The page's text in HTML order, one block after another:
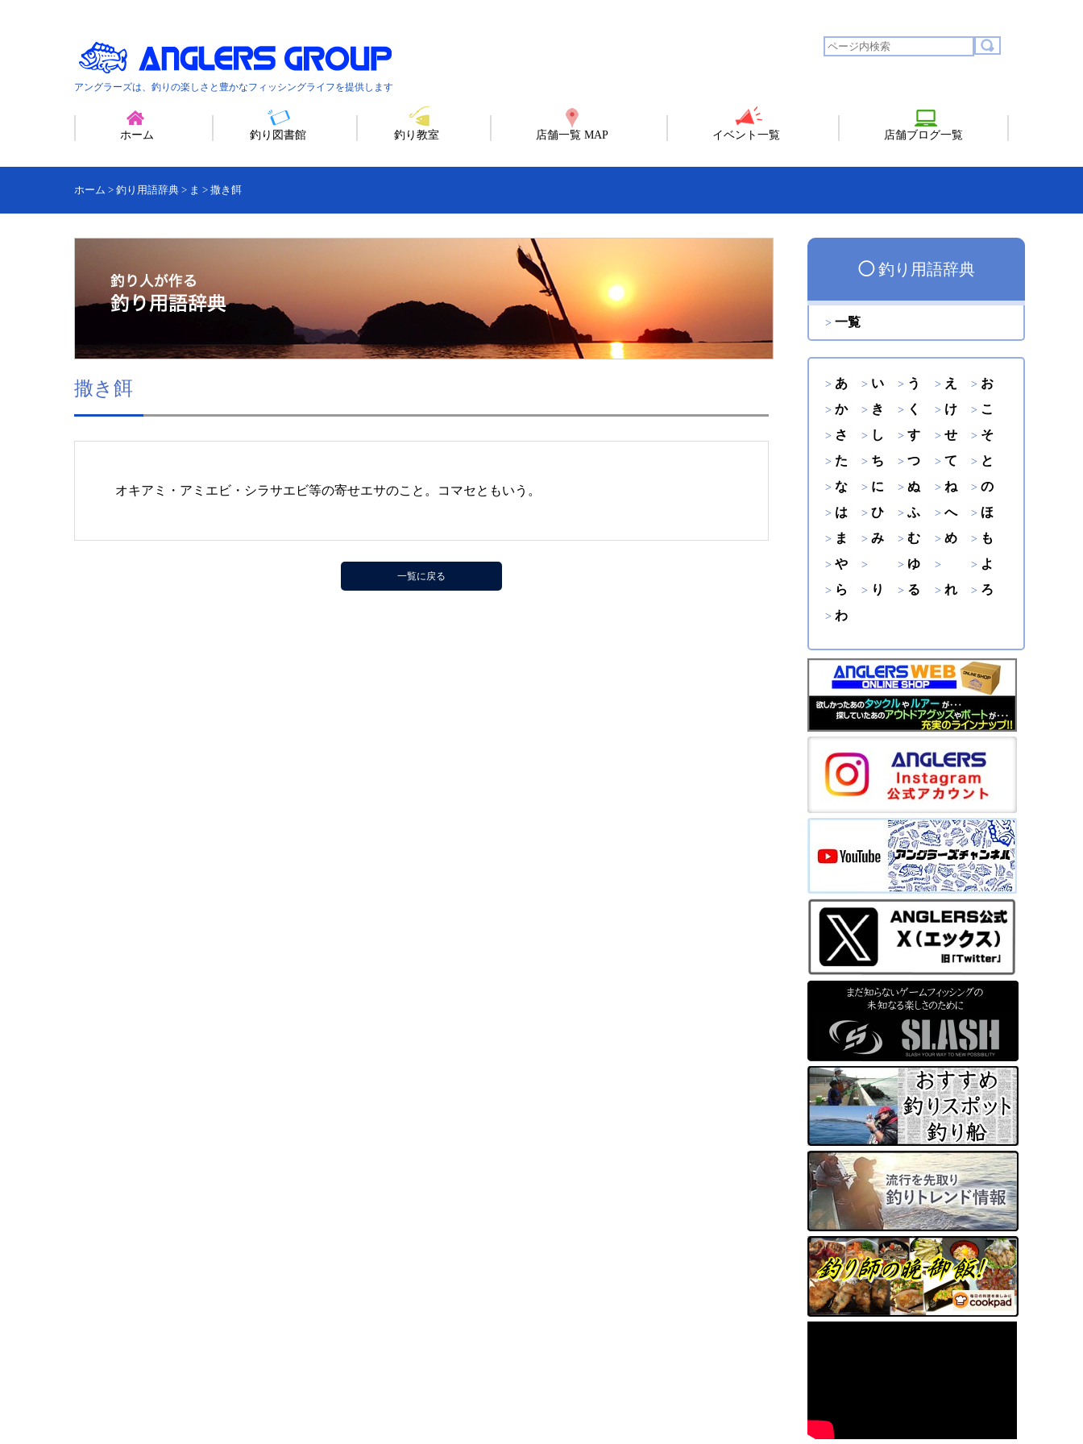
アングラーズは、釣りの楽しさと豊かなフィッシングライフを提供します
ホーム 釣り図書館 釣り教室 店舗一覧 MAP イベント一覧 店舗ブログ一覧
ホーム > 釣り用語辞典 > ま > 撒き餌
撒き餌
オキアミ・アミエビ・シラサエビ等の寄せエサのこと。コマセともいう。
一覧に戻る
◯釣り用語辞典
一覧
あ い う え
お
か
き く け
こ
さ
し す せ
そ
た
ち つ て
と
な
に ぬ ね
の
は
ひ ふ へ
ほ
ま
み む め
も
や
ゆ
よ
ら
り る れ
ろ
わ